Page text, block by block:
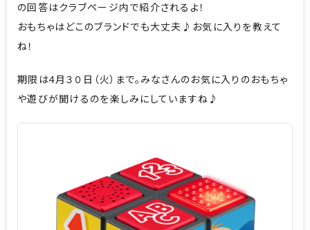
の回答はクラブページ内で紹介されるよ！
おもちゃはどこのブランドでも大丈夫♪お気に入りを教えて
ね！
期限は4月３０日（火）まで。みなさんのお気に入りのおもちゃ
や遊びが聞けるのを楽しみにしていますね♪